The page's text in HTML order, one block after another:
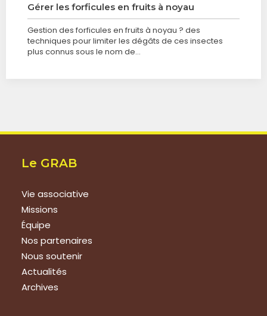
Gérer les forficules en fruits à noyau
Gestion des forficules en fruits à noyau ? des
techniques pour limiter les dégâts de ces insectes
plus connus sous le nom de…
Le GRAB
Vie associative
Missions
Équipe
Nos partenaires
Nous soutenir
Actualités
Archives